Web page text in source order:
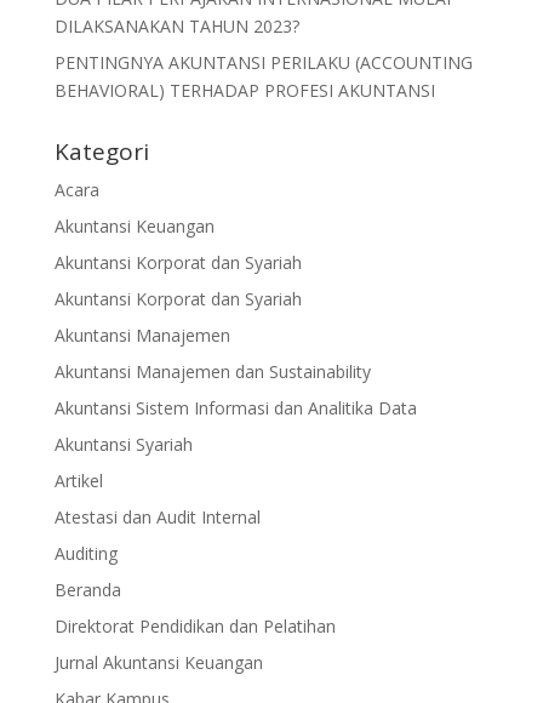
DILAKSANAKAN TAHUN 2023?
PENTINGNYA AKUNTANSI PERILAKU (ACCOUNTING
BEHAVIORAL) TERHADAP PROFESI AKUNTANSI
Kategori
Acara
Akuntansi Keuangan
Akuntansi Korporat dan Syariah
Akuntansi Korporat dan Syariah
Akuntansi Manajemen
Akuntansi Manajemen dan Sustainability
Akuntansi Sistem Informasi dan Analitika Data
Akuntansi Syariah
Artikel
Atestasi dan Audit Internal
Auditing
Beranda
Direktorat Pendidikan dan Pelatihan
Jurnal Akuntansi Keuangan